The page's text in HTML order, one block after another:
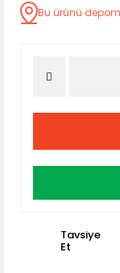
Bu ürünü
Tavsiye
Et